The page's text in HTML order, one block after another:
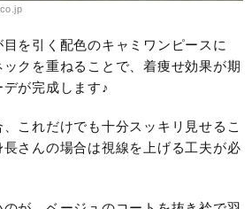
を引く配色のキャミワンピースに
クを重ねることで、着痩せ効果が期
が完成します♪
これだけでも十分スッキリ見せるこ
さんの場合は視線を上げる工夫が必